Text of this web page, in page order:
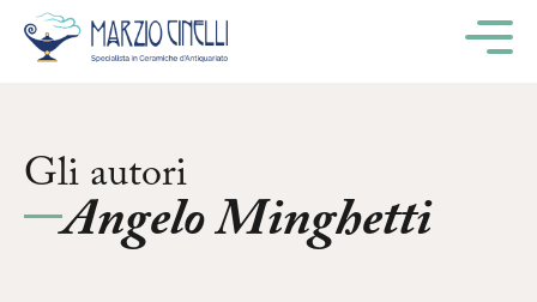
Gli autori
Angelo Minghetti